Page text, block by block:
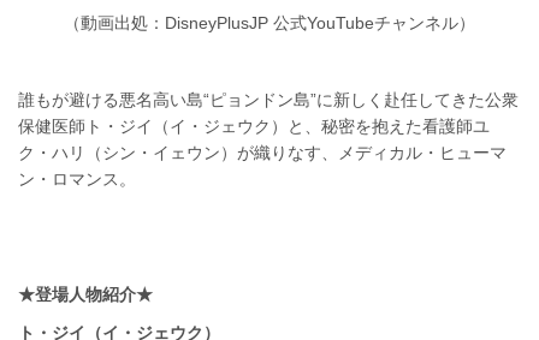
（動画出処：DisneyPlusJP 公式YouTubeチャンネル）
誰もが避ける悪名高い島“ピョンドン島”に新しく赴任してきた公衆
保健医師ト・ジイ（イ・ジェウク）と、秘密を抱えた看護師ユ
ク・ハリ（シン・イェウン）が織りなす、メディカル・ヒューマ
ン・ロマンス。
★登場人物紹介★
ト・ジイ（イ・ジェウク）